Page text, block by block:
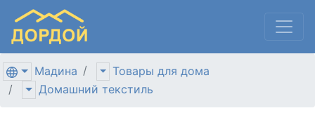
Мадина
Товары для дома
Домашний текстиль